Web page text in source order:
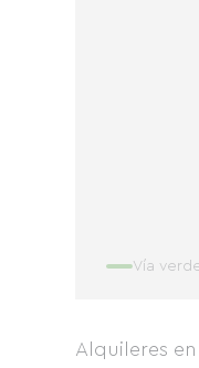
Vía
Alquileres